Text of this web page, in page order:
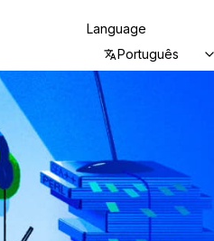
Language
Português